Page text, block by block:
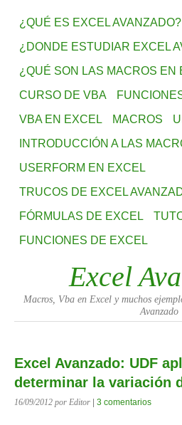
¿QUÉ ES EXCEL AVANZADO?
¿DONDE ESTUDIAR EXCEL
¿QUÉ SON LAS MACROS EN
CURSO DE VBA
VBA EN EXCEL
MACROS
INTRODUCCIÓN A LAS
USERFORM EN EXCEL
TRUCOS DE EXCEL
FÓRMULAS DE EXCEL
FUNCIONES DE EXCEL
Excel
Macros, Vba en Excel y muchos
Avanzado
Excel Avanzado: UDF
determinar la variación
16/09/2012 por Editor 3 comentarios